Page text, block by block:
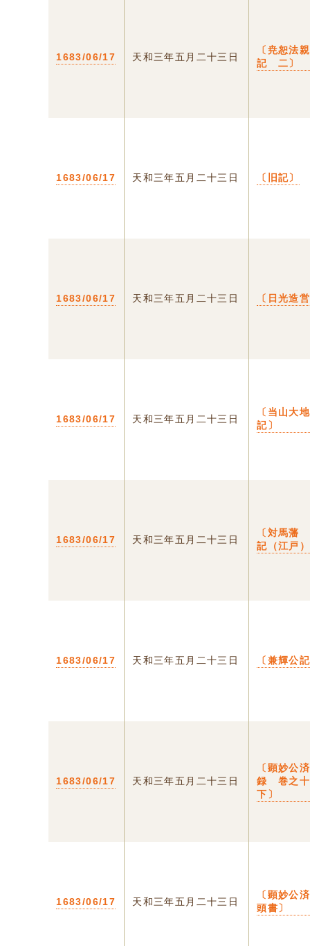
1683/06/17 天和三年五月二十三日
〔尭恕法
記 二〕
1683/06/17 天和三年五月二十三日 〔旧記〕
1683/06/17 天和三年五月二十三日 〔日光造
1683/06/17 天和三年五月二十三日
〔当山大
記〕
1683/06/17 天和三年五月二十三日
〔対馬藩
記（江戸
1683/06/17 天和三年五月二十三日 〔兼輝公
1683/06/17 天和三年五月二十三日
〔顕妙公
録 巻之
下〕
1683/06/17 天和三年五月二十三日
〔顕妙公
頭書〕